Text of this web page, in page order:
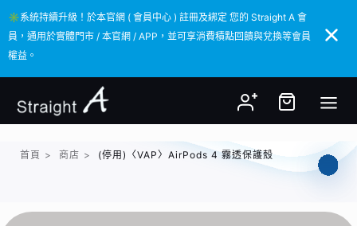
✳️系統持續升級！於本官網 ( 會員中心 ) 註冊及綁定 您的 Straight A 會
員，通用於實體門市 / 本官網 / APP，並可享消費積點回饋與兌換等會員
權益。
✳️系統持續升級！於本官網 ( 會員中心 ) 註冊及綁定 您的 Straight A 會
員，通用於實體門市 / 本官網 / APP，並可享消費積點回饋與兌換等會員
權益。
首頁 > 商店 > (停用)〈VAP〉AirPods 4 霧透保護殼